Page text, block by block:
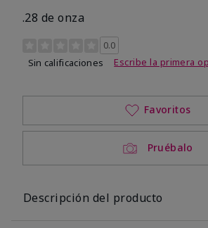
.28 de onza
Calificación de clientes de 3,4 de 5
0.0
Sin calificaciones
Escribe la primera
Pruébalo
Favoritos
Descripción del producto